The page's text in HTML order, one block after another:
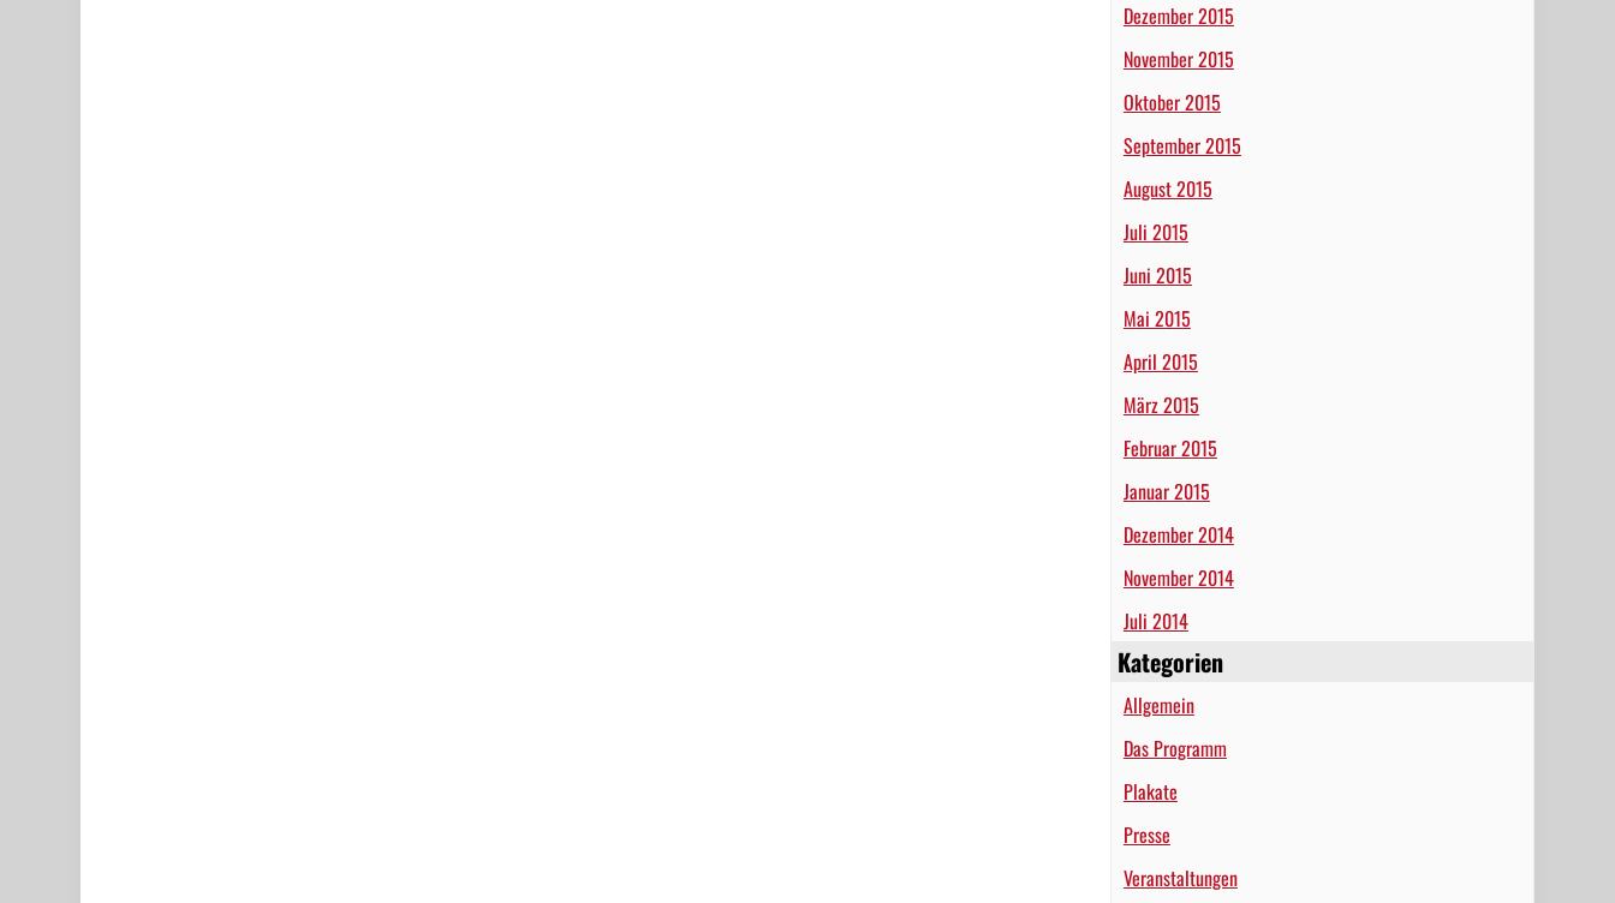
Dezember 2015
November 2015
Oktober 2015
September 2015
August 2015
Juli 2015
Juni 2015
Mai 2015
April 2015
März 2015
Februar 2015
Januar 2015
Dezember 2014
November 2014
Juli 2014
Kategorien
Allgemein
Das Programm
Plakate
Presse
Veranstaltungen